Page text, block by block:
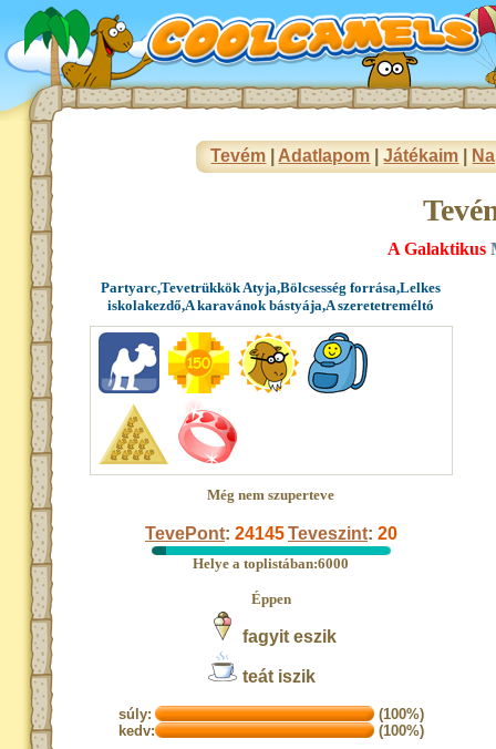
Tevém Adatlapom |Játékaim
A Galaktikus
Partyarc,Tevetrükkök Atyja,Bölcsesség forrása,Lelkes
iskolakezdő,A karavánok bástyája,A szeretetreméltó
Még nem szuperteve
TevePont: 24145Teveszint: 20
Helye a toplistában:6000
Éppen
fagyit eszik
teát iszik
súly:
(100%)
kedv:
(100%)